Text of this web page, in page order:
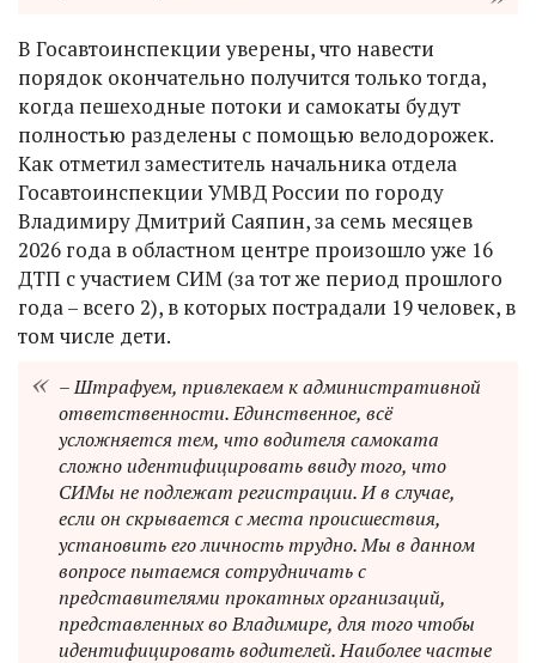
В Госавтоинспекции уверены, что навести
порядок окончательно получится только тогда,
когда пешеходные потоки и самокаты будут
полностью разделены с помощью велодорожек.
Как отметил заместитель начальника отдела
Госавтоинспекции УМВД России по городу
Владимиру Дмитрий Саяпин, за семь месяцев
2026 года в областном центре произошло уже 16
ДТП с участием СИМ (за тот же период прошлого
года – всего 2), в которых пострадали 19 человек, в
том числе дети.
– Штрафуем, привлекаем к административной
ответственности. Единственное, всё
усложняется тем, что водителя самоката
сложно идентифицировать ввиду того, что
СИМы не подлежат регистрации. И в случае,
если он скрывается с места происшествия,
установить его личность трудно. Мы в данном
вопросе пытаемся сотрудничать с
представителями прокатных организаций,
представленных во Владимире, для того чтобы
идентифицировать водителей. Наиболее частые